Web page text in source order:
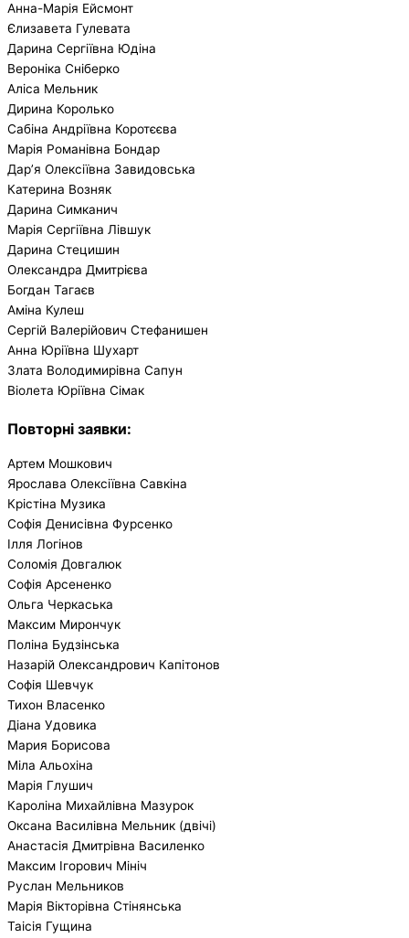
Анна-Марія Ейсмонт
Єлизавета Гулевата
Дарина Сергіївна Юдіна
Вероніка Сніберко
Аліса Мельник
Дирина Королько
Сабіна Андріївна Коротєєва
Марія Романівна Бондар
Дар’я Олексіївна Завидовська
Катерина Возняк
Дарина Симканич
Марія Сергіївна Лівшук
Дарина Стецишин
Олександра Дмитрієва
Богдан Тагаєв
Аміна Кулеш
Сергій Валерійович Стефанишен
Анна Юріївна Шухарт
Злата Володимирівна Сапун
Віолета Юріївна Сімак
Повторні заявки:
Артем Мошкович
Ярослава Олексіївна Савкіна
Крістіна Музика
Софія Денисівна Фурсенко
Ілля Логінов
Соломія Довгалюк
Софія Арсененко
Ольга Черкаська
Максим Мирончук
Поліна Будзінська
Назарій Олександрович Капітонов
Софія Шевчук
Тихон Власенко
Діана Удовика
Мария Борисова
Міла Альохіна
Марія Глушич
Кароліна Михайлівна Мазурок
Оксана Василівна Мельник (двічі)
Анастасія Дмитрівна Василенко
Максим Ігорович Мініч
Руслан Мельников
Марія Вікторівна Стінянська
Таісія Гущина